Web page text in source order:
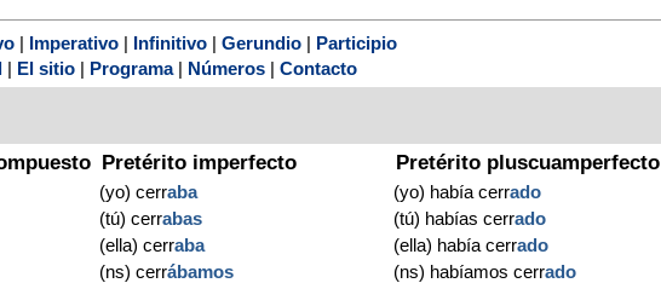
| Imperativo | Infinitivo | Gerundio | Participio
| El sitio | Programa| Números | Contacto
Pretérito imperfecto
(yo) cerraba
(tú) cerrabas
(ella) cerraba
(ns) cerrábamos
Pretérito pluscuamperfecto
(yo) había cerrado
(tú) habías cerrado
(ella) había cerrado
(ns) habíamos cerrado